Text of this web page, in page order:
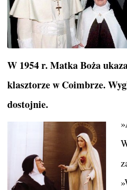
W 1954 r. Matka Boża
klasztorze w Coimbrze.
dostojnie.